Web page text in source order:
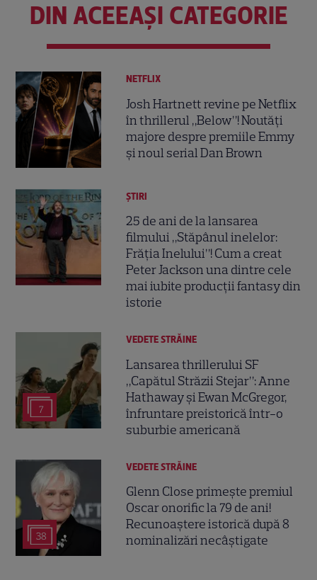
DIN ACEEAȘI CATEGORIE
NETFLIX
Josh Hartnett revine pe Netflix
în thrillerul „Below”! Noutăți
majore despre premiile Emmy
și noul serial Dan Brown
ȘTIRI
25 de ani de la lansarea
filmului „Stăpânul inelelor:
Frăția Inelului”! Cum a creat
Peter Jackson una dintre cele
mai iubite producții fantasy din
istorie
7
VEDETE STRĂINE
Lansarea thrillerului SF
„Capătul Străzii Stejar”: Anne
Hathaway și Ewan McGregor,
înfruntare preistorică într-o
suburbie americană
38
VEDETE STRĂINE
Glenn Close primește premiul
Oscar onorific la 79 de ani!
Recunoaștere istorică după 8
nominalizări necâștigate